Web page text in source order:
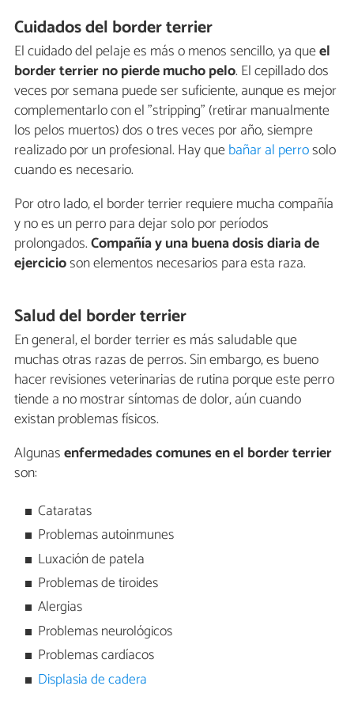
Cuidados del border terrier
El cuidado del pelaje es más o menos sencillo, ya queel
border terrier no pierde mucho pelo. El cepillado dos
veces por semana puede ser suficiente, aunque es mejor
complementarlo con el "stripping" (retirar manualmente
los pelos muertos) dos o tres veces por año, siempre
realizado por un profesional. Hay quebañar al perrosolo
cuando es necesario.
Por otro lado, el border terrier requiere mucha compañía
y no es un perro para dejar solo por períodos
prolongados.Compañía y una buena dosis diaria de
ejercicioson elementos necesarios para esta raza.
Salud del border terrier
En general, el border terrier es más saludable que
muchas otras razas de perros. Sin embargo, es bueno
hacer revisiones veterinarias de rutina porque este perro
tiende a no mostrar síntomas de dolor, aún cuando
existan problemas físicos.
Algunasenfermedades comunes en el border terrier
son:
Cataratas
Problemas autoinmunes
Luxación de patela
Problemas de tiroides
Alergias
Problemas neurológicos
Problemas cardíacos
Displasia de cadera